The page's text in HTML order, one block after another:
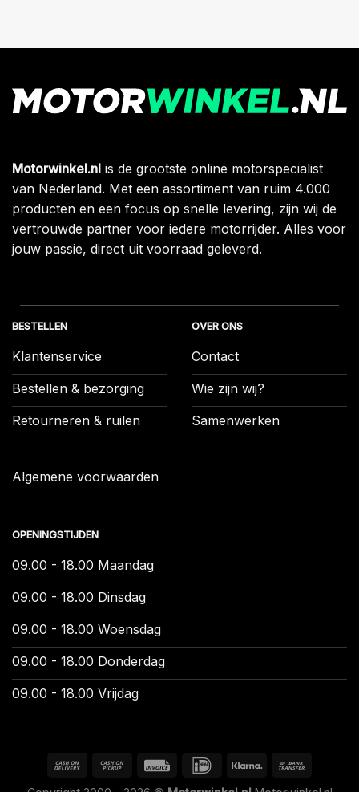
Motorwinkel.nl is de grootste online motorspecialist
van Nederland. Met een assortiment van ruim 4.000
producten en een focus op snelle levering, zijn wij de
vertrouwde partner voor iedere motorrijder. Alles voor
jouw passie, direct uit voorraad geleverd.
BESTELLEN
Klantenservice
Bestellen & bezorging
Retourneren & ruilen
Algemene voorwaarden
OVER ONS
Contact
Wie zijn wij?
Samenwerken
OPENINGSTIJDEN
09.00 - 18.00 Maandag
09.00 - 18.00 Dinsdag
09.00 - 18.00 Woensdag
09.00 - 18.00 Donderdag
09.00 - 18.00 Vrijdag